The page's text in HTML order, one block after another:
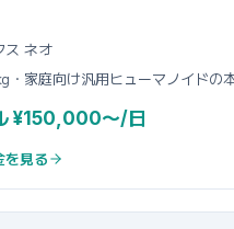
ス ネオ
・家庭向け汎用ヒューマノイドの
¥150,000〜/日
を見る